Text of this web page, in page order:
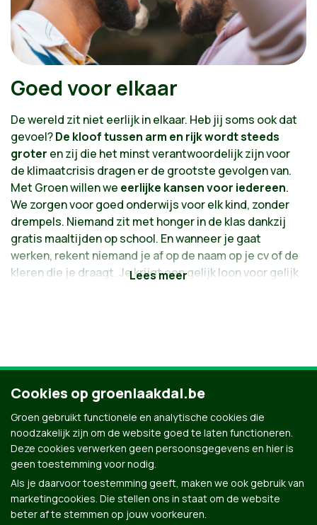
Goed voor elkaar
De wereld zit niet eerlijk in elkaar. Heb jij soms ook dat
gevoel?De kloof tussen arm en rijk wordt steeds
groter en zij die het minst verantwoordelijk zijn voor
de klimaatcrisis dragen er de grootste gevolgen van.
Met Groen willen we eerlijke kansen voor iedereen.
We zorgen voor goed onderwijs voor elk kind, zonder
drempels. Niemand zit met honger in de klas dankzij
gratis maaltijden op school. En wanneer je gaat
werken, rekent niemand je af op de naam op je cv of de
kleren die je draagt. Je krijgt een gelijk loon voor gelijk
kansen krijgt, dat voelt goed.
Cookies op groenlaakdal.be
Groen gebruikt functionele en analytische cookies die
noodzakelijk zijn om de website goed te laten functioneren.
Deze cookies verwerken geen persoonsgegevens en hier is
geen toestemming voor nodig.
Als je daarvoor toestemming geeft, maken we ook gebruik van
marketingcookies. Die stellen ons in staat om de website
beter af te stemmen op jouw voorkeuren.